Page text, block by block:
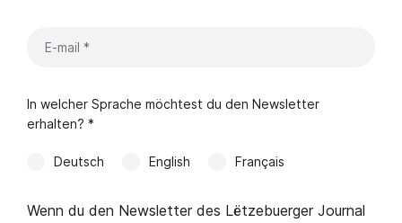
In welcher Sprache möchtest du den Newsletter
erhalten? *
Deutsch English Français
Wenn du den Newsletter des Lëtzebuerger Journal